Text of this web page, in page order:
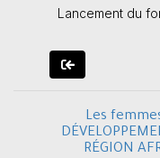
Lancement du
Les
RÉGION